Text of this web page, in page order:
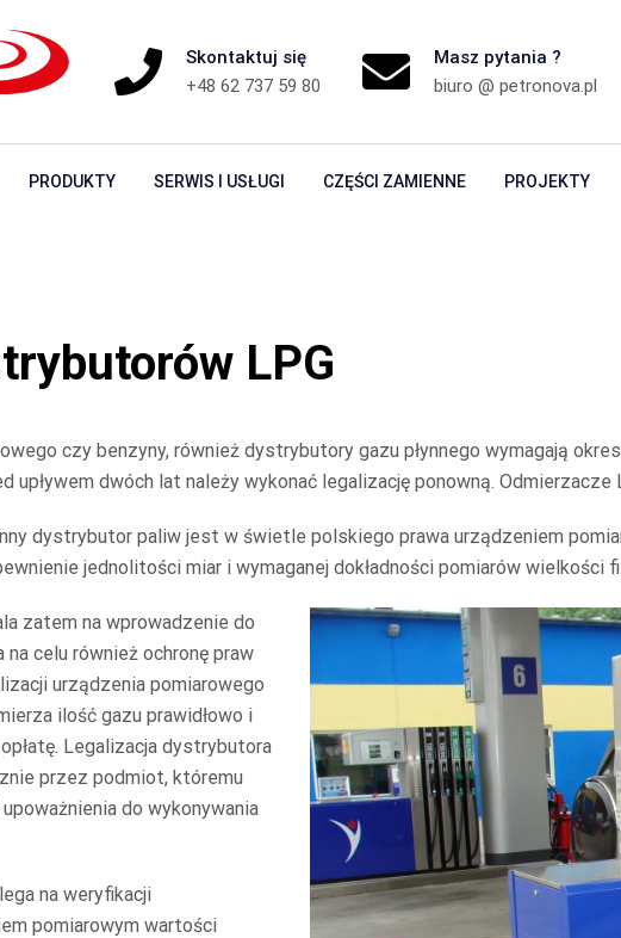
Skontaktuj się
+48 62 737 59 80
Masz pytania ?
biuro @ petronova.pl
PRODUKTY SERWIS I USŁUGI CZĘŚCI ZAMIENNE PROJEKTY
LPG
czy benzyny, również dystrybutory gazu płynnego wymagają
upływem dwóch lat należy wykonać legalizację ponowną.
dystrybutor paliw jest w świetle polskiego prawa urządzeniem
jednolitości miar i wymaganej dokładności pomiarów wielkości
zatem na wprowadzenie do
celu również ochronę praw
urządzenia pomiarowego
ilość gazu prawidłowo i
Legalizacja dystrybutora
przez podmiot, któremu
do wykonywania
na weryfikacji
pomiarowym wartości